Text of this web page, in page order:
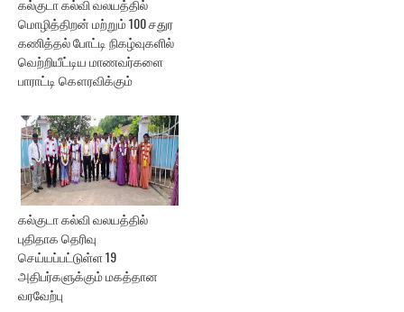
கல்குடா கல்வி வலயத்தில்
மொழித்திறன் மற்றும் 100 சதுர
கணித்தல் போட்டி நிகழ்வுகளில்
வெற்றியீட்டிய மாணவர்களை
பாராட்டி கௌரவிக்கும்
கல்குடா கல்வி வலயத்தில்
புதிதாக தெரிவு
செய்யப்பட்டுள்ள 19
அதிபர்களுக்கும் மகத்தான
வரவேற்பு